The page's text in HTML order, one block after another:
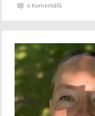
0 Komentářů